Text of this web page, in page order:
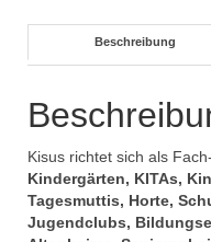
Beschreibung
Kisus richtet sich als
Kindergärten, KITAs,
Tagesmuttis, Horte,
Jugendclubs,